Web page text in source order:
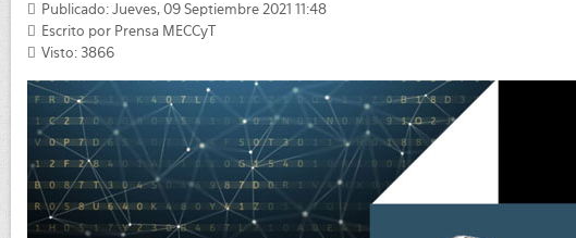
Publicado: Jueves, 09 Septiembre 2021 11:48
Escrito por Prensa MECCyT
Visto: 3866